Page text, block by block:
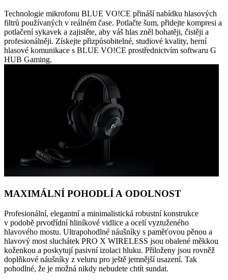
Technologie mikrofonu BLUE VO!CE přináší nabídku hlasových
filtrů používaných v reálném čase. Potlačte šum, přidejte kompresi a
potlačení sykavek a zajistěte, aby váš hlas zněl bohatěji, čistěji a
profesionálněji. Získejte přizpůsobitelné, studiové kvality, herní
hlasové komunikace s BLUE VO!CE prostřednictvím softwaru G
HUB Gaming.
MAXIMÁLNÍ POHODLÍ A ODOLNOST
Profesionální, elegantní a minimalistická robustní konstrukce
v podobě prvotřídní hliníkové vidlice a ocelí vyztuženého
hlavového mostu. Ultrapohodlné náušníky s paměťovou pěnou a
hlavový most sluchátek PRO X WIRELESS jsou obalené měkkou
koženkou a poskytují pasivní izolaci hluku. Přiloženy jsou rovněž
doplňkové náušníky z veluru pro ještě jemnější usazení. Tak
pohodlné, že je možná nikdy nebudete chtít sundat.